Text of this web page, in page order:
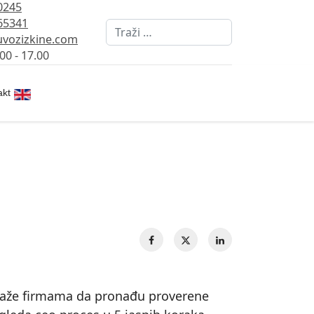
- 17.00
Pretraži
Izaberite vaš jezik
firmama da pronađu proverene